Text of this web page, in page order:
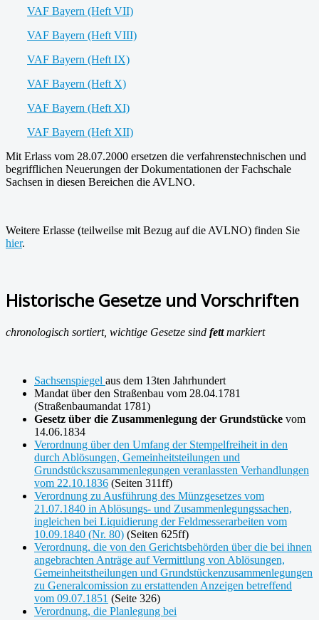
VAF Bayern (Heft VII)
VAF Bayern (Heft VIII)
VAF Bayern (Heft IX)
VAF Bayern (Heft X)
VAF Bayern (Heft XI)
VAF Bayern (Heft XII)
Mit Erlass vom 28.07.2000 ersetzen die verfahrenstechnischen und
begrifflichen Neuerungen der Dokumentationen der Fachschale
Sachsen in diesen Bereichen die AVLNO.
Weitere Erlasse (teilweilse mit Bezug auf die AVLNO) finden Sie
hier.
Historische Gesetze und Vorschriften
chronologisch sortiert, wichtige Gesetze sind fettmarkiert
Sachsenspiegel aus dem 13ten Jahrhundert
Mandat über den Straßenbau vom 28.04.1781
(Straßenbaumandat 1781)
Gesetz über die Zusammenlegung der Grundstücke vom
14.06.1834
Verordnung über den Umfang der Stempelfreiheit in den
durch Ablösungen, Gemeinheitsteilungen und
Grundstückszusammenlegungen veranlassten Verhandlungen
vom 22.10.1836 (Seiten 311ff)
Verordnung zu Ausführung des Münzgesetzes vom
21.07.1840 in Ablösungs- und Zusammenlegungssachen,
ingleichen bei Liquidierung der Feldmesserarbeiten vom
10.09.1840 (Nr. 80) (Seiten 625ff)
Verordnung, die von den Gerichtsbehörden über die bei ihnen
angebrachten Anträge auf Vermittlung von Ablösungen,
Gemeinheitstheilungen und Grundstückenzusammenlegungen
zu Generalcomission zu erstattenden Anzeigen betreffend
vom 09.07.1851 (Seite 326)
Verordnung, die Planlegung bei